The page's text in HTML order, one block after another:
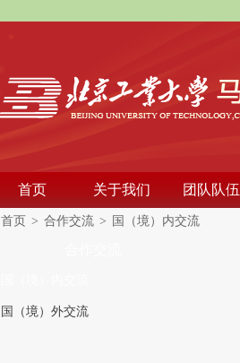
首页 关于我们 团队队伍
首页 > 合作交流 > 国（境）内交流
国（境）外交流